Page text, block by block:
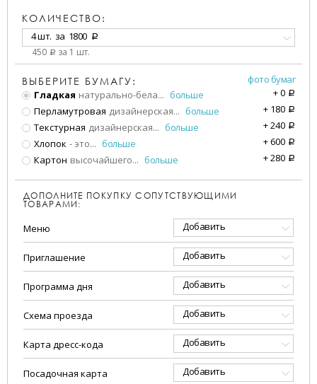
КОЛИЧЕСТВО:
4 шт. за 1800 a
450 a за 1 шт.
ВЫБЕРИТЕ БУМАГУ:
фото бумаг
Гладкая натурально-бела... больше +0 a
Перламутровая дизайнерская... больше + 180 a
Текстурная дизайнерская... больше +240 a
Хлопок - это... больше +600 a
Картон высочайшего... больше +280 a
ДОПОЛНИТЕ ПОКУПКУ СОПУТСТВУЮЩИМИ
ТОВАРАМИ:
Меню Добавить
Приглашение Добавить
Программа дня Добавить
Схема проезда Добавить
Карта дресс-кода Добавить
Посадочная карта Добавить